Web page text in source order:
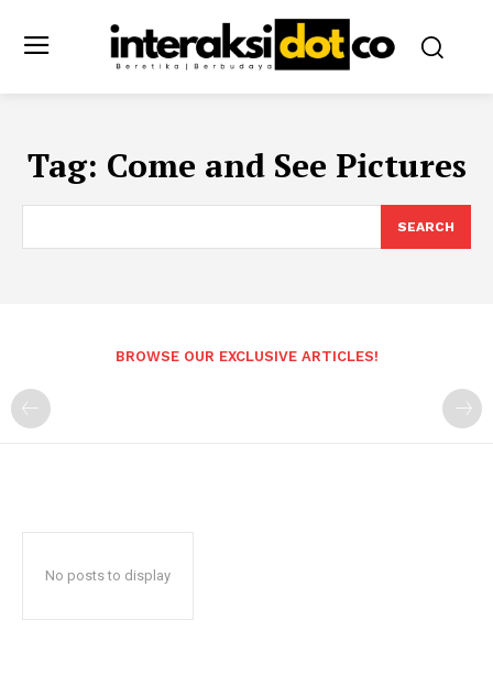
Tag: Come and See Pictures
SEARCH
BROWSE OUR EXCLUSIVE ARTICLES!
No posts to display